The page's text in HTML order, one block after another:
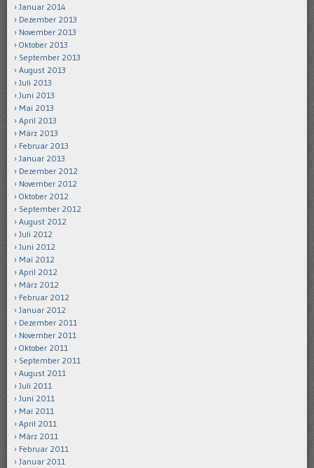
Januar 2014
Dezember 2013
November 2013
Oktober 2013
September 2013
August 2013
Juli 2013
Juni 2013
Mai 2013
April 2013
März 2013
Februar 2013
Januar 2013
Dezember 2012
November 2012
Oktober 2012
September 2012
August 2012
Juli 2012
Juni 2012
Mai 2012
April 2012
März 2012
Februar 2012
Januar 2012
Dezember 2011
November 2011
Oktober 2011
September 2011
August 2011
Juli 2011
Juni 2011
Mai 2011
April 2011
März 2011
Februar 2011
Januar 2011